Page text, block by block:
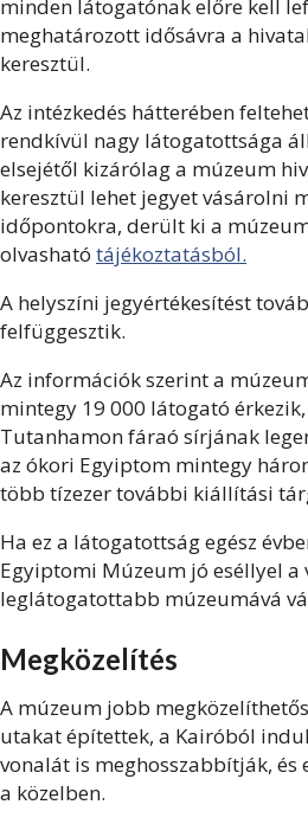
minden látogatónak előre kell
meghatározott idősávra a
keresztül.
Az intézkedés hátterében
rendkívül nagy látogatottsága
elsejétől kizárólag a múzeum
keresztül lehet jegyet vásárolni
időpontokra, derült ki a
olvasható tájékoztatásból.
A helyszíni jegyértékesítést
felfüggesztik.
Az információk szerint a
mintegy 19 000 látogató
Tutanhamon fáraó sírjának
az ókori Egyiptom mintegy
több tízezer további kiállítási
Ha ez a látogatottság egész
Egyiptomi Múzeum jó eséllyel a
leglátogatottabb múzeumává
Megközelítés
A múzeum jobb
utakat építettek, a Kairóból
vonalát is meghosszabbítják,
a közelben.